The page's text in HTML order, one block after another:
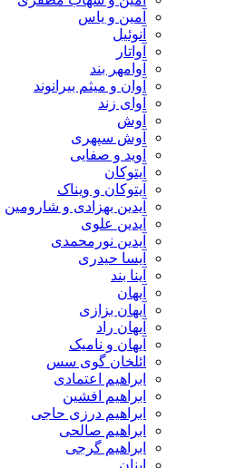
آمین و یاس
آنوئیل
آواتار
آوامهر بند
آوان و میثم بیرانوند
آوای زند
آوش
آوش سپهری
آوید و صفایی
آیتوکان
آیتوکان و ویناک
آیدین بهزادی و شارومین
آیدین علوی
آیدین نورمحمدی
آیسا حیدری
آینا بند
آیهان
آیهان بزازی
آیهان راد
آیهان و نامیک
ائلخان گوی سس
ابراهیم اعتمادی
ابراهیم افشین
ابراهیم درزی حاجی
ابراهیم صالحی
ابراهیم گرجی